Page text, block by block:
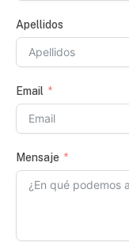
Apellidos
Email
Mensaje